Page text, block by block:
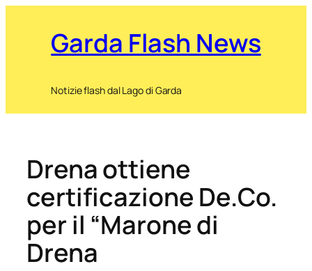
Garda Flash News
Notizie flash dal Lago di Garda
Drena ottiene
certificazione De.Co.
per il “Marone di
Drena